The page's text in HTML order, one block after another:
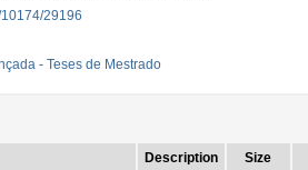
29196
- Teses de Mestrado
Description Size